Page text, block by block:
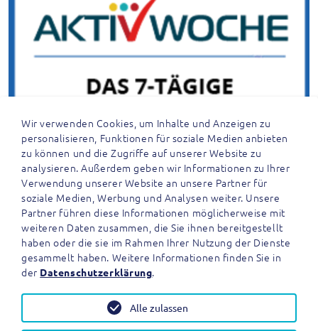
AGB DATENSCHUTZ
Wir verwenden Cookies, um Inhalte und Anzeigen zu
personalisieren, Funktionen für soziale Medien anbieten
zu können und die Zugriffe auf unserer Website zu
analysieren. Außerdem geben wir Informationen zu Ihrer
Verwendung unserer Website an unsere Partner für
soziale Medien, Werbung und Analysen weiter. Unsere
Partner führen diese Informationen möglicherweise mit
weiteren Daten zusammen, die Sie ihnen bereitgestellt
haben oder die sie im Rahmen Ihrer Nutzung der Dienste
gesammelt haben. Weitere Informationen finden Sie in
der Datenschutzerklärung.
Alle zulassen